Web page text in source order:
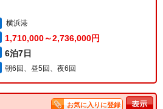
横浜港
1,710,000～2,736,000円
6泊7日
朝6回、昼5回、夜6回
お気に入りに登録